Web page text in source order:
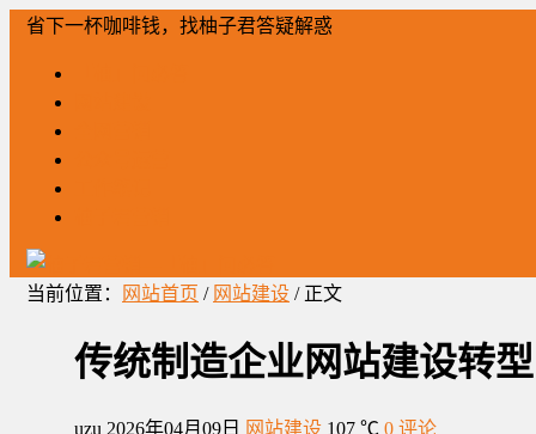
省下一杯咖啡钱，找柚子君答疑解惑
当前位置： 网站首页 / 网站建设 / 正文
传统制造企业网站建设转
uzu 2026年04月09日 网站建设 107 ℃ 0 评论